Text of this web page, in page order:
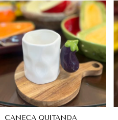
CANECA QUITANDA